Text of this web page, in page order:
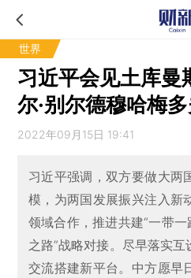
世界
习近平会见土库曼
尔·别尔德穆哈梅
2022年09月15日 19:41
习近平强调，双方要做大两
模，为两国发展振兴注入新
领域合作，推进共建“一带
之路”战略对接。尽早落实
交流搭建新平台。中方愿早